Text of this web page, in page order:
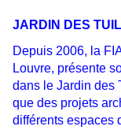
JARDIN DES
Depuis 2006, la
Louvre, présente
dans le Jardin des
que des projets
différents espaces